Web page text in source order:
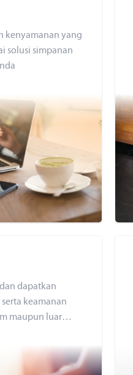
kenyamanan yang
solusi simpanan
dapatkan
keamanan
maupun luar